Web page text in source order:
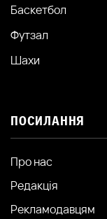
Баскетбол
Футзал
Шахи
ПОСИЛАННЯ
Про нас
Редакція
Рекламодавцям